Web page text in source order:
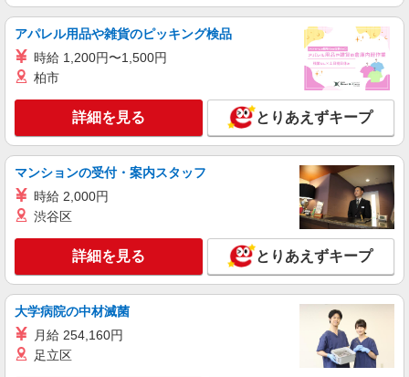
コンパスグループ・ジャパン株式会社 21620_p
調理師【アルバイト・パート】
時給1,600円以上 試用期間中 時給1,600円以上
東洋大学AI-House食堂 （東京都北区赤羽台1-
9 食堂内）
詳細を見る
アルバイト パート
ピザハット 王子店
ピザの宅配／デリバリー・配達
時給1,300円以上 平日 時給1,300円以上 土日・
祝日 時給1,300円以上
東京都北区東十条1-6-13 タバックラーデン1F
キープ 詳細を見る
アパレル用品や雑貨のピッキング検品
時給 1,200円〜1,500円
柏市
詳細を見る とりあえずキープ
マンションの受付・案内スタッフ
時給 2,000円
渋谷区
詳細を見る とりあえずキープ
大学病院の中材滅菌
月給 254,160円
足立区